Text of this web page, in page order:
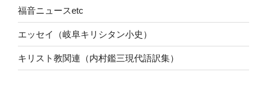
福音ニュースetc
エッセイ（岐阜キリシタン小史）
キリスト教関連（内村鑑三現代語訳集）